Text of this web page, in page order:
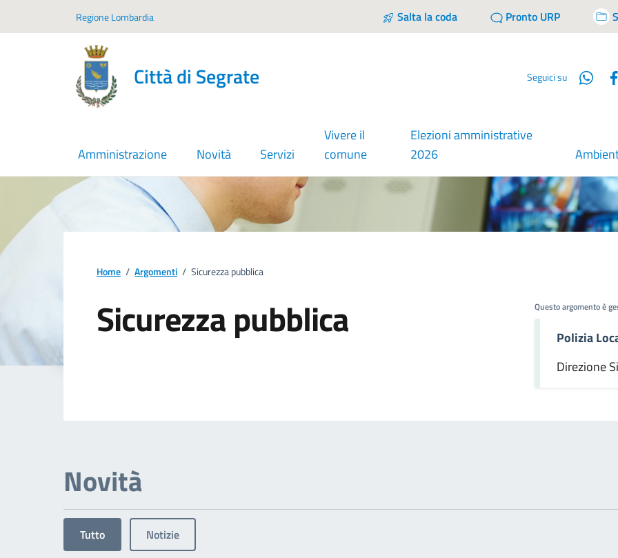
Regione Lombardia Salta la coda Pronto URP
Città di Segrate Seguici su
Amministrazione Novità Servizi
Vivere il
comune
Elezioni amministrative
2026
Home / Argomenti / Sicurezza pubblica
Sicurezza pubblica Questo argomento è
Polizia
Direzione
Novità
Tutto Notizie